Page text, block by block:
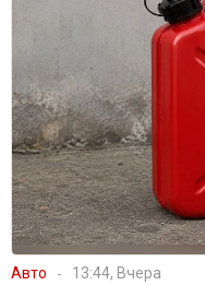
Авто 13:44, Вчера